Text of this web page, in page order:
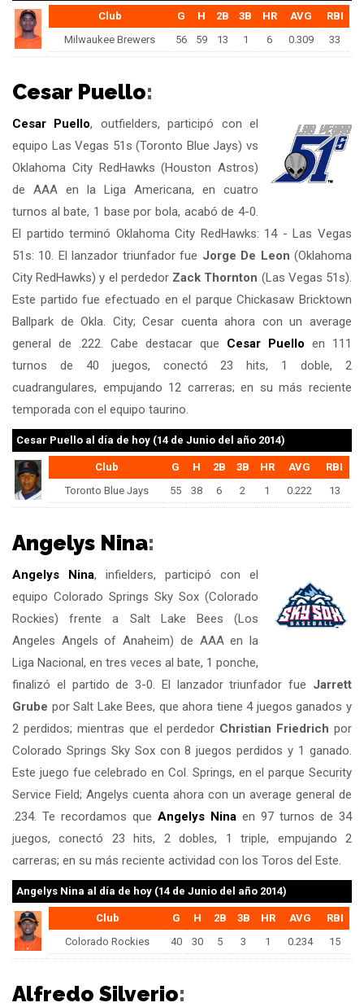
Club G H 2B 3B HR AVG
RBI
Milwaukee Brewers
56 59 13 1 6 0.309 33
Cesar Puello:
Cesar Puello, outfielders, participó con el
equipo Las Vegas 51s (Toronto Blue Jays) vs
Oklahoma City RedHawks (Houston Astros)
de AAA en la Liga Americana, en cuatro
turnos al bate, 1 base por bola, acabó de 4-0.
El partido terminó Oklahoma City RedHawks: 14 - Las Vegas
51s: 10. El lanzador triunfador fue Jorge De Leon (Oklahoma
City RedHawks) y el perdedor Zack Thornton (Las Vegas 51s).
Este partido fue efectuado en el parque Chickasaw Bricktown
Ballpark de Okla. City; Cesar cuenta ahora con un average
general de .222. Cabe destacar que Cesar Puello en 111
turnos de 40 juegos, conectó 23 hits, 1 doble, 2
cuadrangulares, empujando 12 carreras; en su más reciente
temporada con el equipo taurino.
Cesar Puello al día de hoy (14 de Junio del año 2014)
Club G H 2B 3B HR AVG
RBI
Toronto Blue Jays
55 38 6 2 1 0.222 13
Angelys Nina:
Angelys Nina, infielders, participó con el
equipo Colorado Springs Sky Sox (Colorado
Rockies) frente a Salt Lake Bees (Los
Angeles Angels of Anaheim) de AAA en la
Liga Nacional, en tres veces al bate, 1 ponche,
finalizó el partido de 3-0. El lanzador triunfador fue Jarrett
Grube por Salt Lake Bees, que ahora tiene 4 juegos ganados y
2 perdidos; mientras que el perdedor Christian Friedrich por
Colorado Springs Sky Sox con 8 juegos perdidos y 1 ganado.
Este juego fue celebrado en Col. Springs, en el parque Security
Service Field; Angelys cuenta ahora con un average general de
.234. Te recordamos que Angelys Nina en 97 turnos de 34
juegos, conectó 23 hits, 2 dobles, 1 triple, empujando 2
carreras; en su más reciente actividad con los Toros del Este.
Angelys Nina al día de hoy (14 de Junio del año 2014)
Club G H 2B 3B HR AVG
RBI
Colorado Rockies
40 30 5 3 1 0.234 15
Alfredo Silverio: